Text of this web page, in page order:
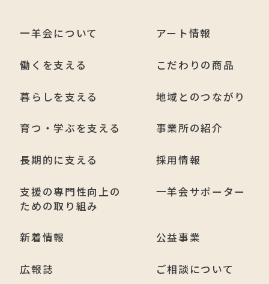
一羊会について
働くを支える
暮らしを支える
育つ・学ぶを支える
長期的に支える
支援の専門性向上の
ための取り組み
新着情報
広報誌
アート情報
こだわりの商品
地域とのつながり
事業所の紹介
採用情報
一羊会サポーター
公益事業
ご相談について